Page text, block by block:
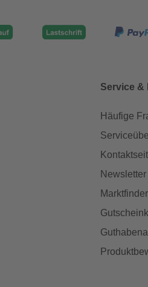
Service &
Häufige
Newsletter
Marktfinder